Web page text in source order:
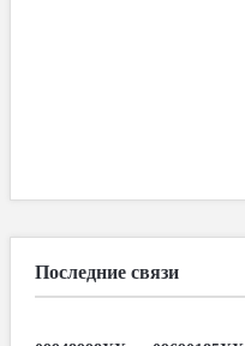
Последние связи